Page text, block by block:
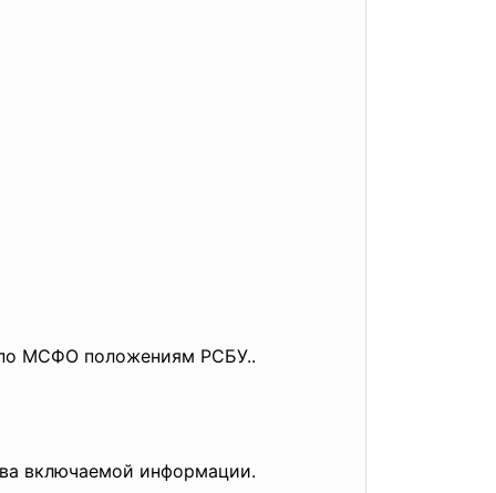
по МСФО положениям РСБУ..
включаемой информации.